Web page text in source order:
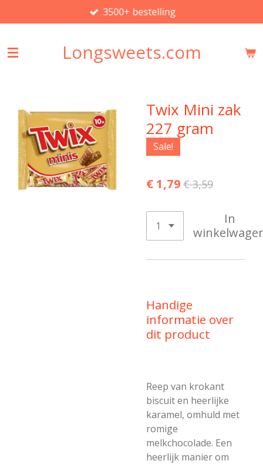
direct
de
3500+ bestelling
Longsweets.com
Twix Mini zak
227 gram
Sale!
€ 1,79 € 3,59
In
Handige
informatie over
dit product
Reep van krokant
biscuit en heerlijke
karamel, omhuld met
romige
melkchocolade. Een
heerlijk manier om